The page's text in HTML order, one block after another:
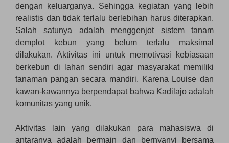
dengan keluarganya. Sehingga kegiatan yang lebih
realistis dan tidak terlalu berlebihan harus diterapkan.
Salah satunya adalah menggenjot sistem tanam
demplot kebun yang belum terlalu maksimal
dilakukan. Aktivitas ini untuk memotivasi kebiasaan
berkebun di lahan sendiri agar masyarakat memiliki
tanaman pangan secara mandiri. Karena Louise dan
kawan-kawannya berpendapat bahwa Kadilajo adalah
komunitas yang unik.
Aktivitas lain yang dilakukan para mahasiswa di
antaranya adalah bermain dan bernyanyi bersama